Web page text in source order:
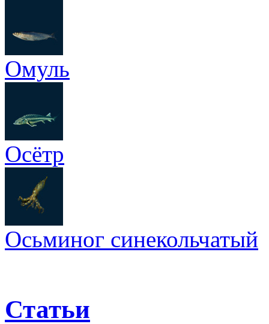
Омуль
Осётр
Осьминог синекольчатый
Статьи